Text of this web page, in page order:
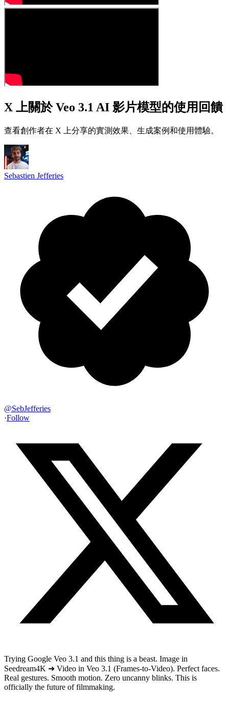
X 上關於 Veo 3.1 AI 影片模型的使用回饋
查看創作者在 X 上分享的實測效果、生成案例和使用體驗。
Sebastien Jefferies
@SebJefferies
·Follow
Trying Google Veo 3.1 and this thing is a beast. Image in
Seedream4K ➜ Video in Veo 3.1 (Frames-to-Video). Perfect faces.
Real gestures. Smooth motion. Zero uncanny blinks. This is
officially the future of filmmaking.